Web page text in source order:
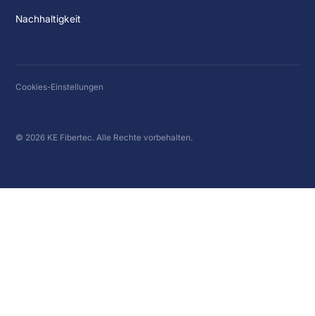
Nachhaltigkeit
© 2026 KE Fibertec. Alle Rechte vorbehalten.
Cookies-Einstellungen